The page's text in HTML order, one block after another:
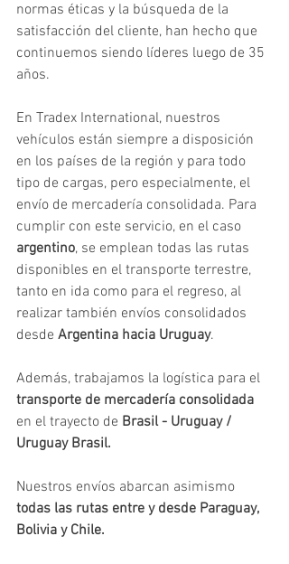
normas éticas y la búsqueda de la
satisfacción del cliente, han hecho que
continuemos siendo líderes luego de 35
años.
En Tradex International, nuestros
vehículos están siempre a disposición
en los países de la región y para todo
tipo de cargas, pero especialmente, el
envío de mercadería consolidada. Para
cumplir con este servicio, en el caso
argentino, se emplean todas las rutas
disponibles en el transporte terrestre,
tanto en ida como para el regreso, al
realizar también envíos consolidados
desde Argentina hacia Uruguay.
Además, trabajamos la logística para el
transporte de mercadería consolidada
en el trayecto de Brasil - Uruguay /
Uruguay Brasil.
Nuestros envíos abarcan asimismo
todas las rutas entre y desde Paraguay,
Bolivia y Chile.